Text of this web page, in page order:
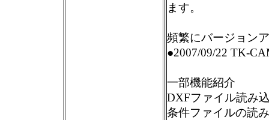
ます。
頻繁にバージョン
●2007/09/22 TK-
一部機能紹介
DXFファイル読み
条件ファイルの読